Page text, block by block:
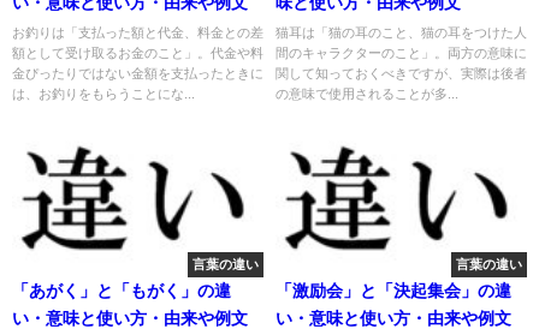
お釣りは「支払った額と代金、料金との差
額として受け取るお金のこと」。代金や料
金ぴったりではない金額を支払ったときに
は、お釣りをもらうことにな...
猫耳は「猫の耳のこと、猫の耳をつけた人
間のキャラクターのこと」。両方の意味に
関して知っておくべきですが、実際は後者
の意味で使用されることが多...
言葉の違い
「あがく」と「もがく」の違
い・意味と使い方・由来や例文
言葉の違い
「激励会」と「決起集会」の違
い・意味と使い方・由来や例文